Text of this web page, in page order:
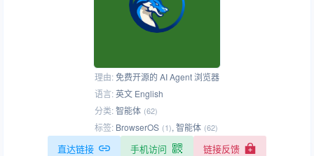
理由:免费开源的 AI Agent 浏览器
语言:英文 English
分类:智能体 (62)
标签: BrowserOS (1), 智能体 (62)
直达链接 手机访问 链接反馈